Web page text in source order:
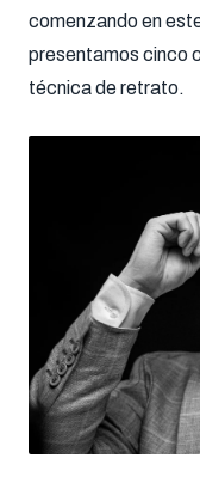
comenzando en
presentamos cinco
técnica de retrato.